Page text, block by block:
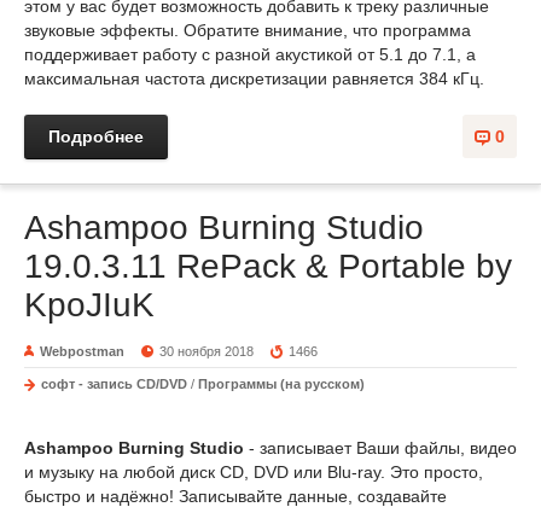
этом у вас будет возможность добавить к треку различные
звуковые эффекты. Обратите внимание, что программа
поддерживает работу с разной акустикой от 5.1 до 7.1, а
максимальная частота дискретизации равняется 384 кГц.
0
Подробнее
Ashampoo Burning Studio
19.0.3.11 RePack & Portable by
KpoJIuK
Webpostman 30 ноября 2018 1466
софт - запись CD/DVD / Программы (на русском)
Ashampoo Burning Studio - записывает Ваши файлы, видео
и музыку на любой диск CD, DVD или Blu-ray. Это просто,
быстро и надёжно! Записывайте данные, создавайте